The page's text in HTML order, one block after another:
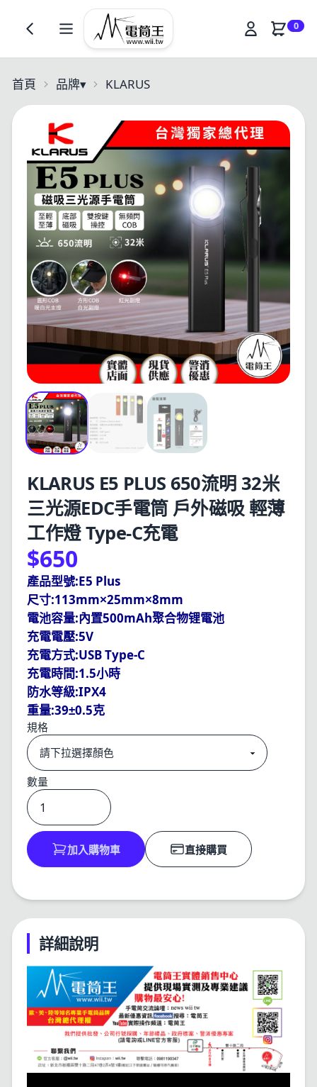
0
首頁 品牌▾ KLARUS
KLARUS E5 PLUS 650流明 32米
三光源EDC手電筒 戶外磁吸 輕薄
工作燈 Type-C充電
$650
產品型號:E5 Plus
尺寸:113mm×25mm×8mm
電池容量:內置500mAh聚合物锂電池
充電電壓:5V
充電方式:USB Type-C
充電時間:1.5小時
防水等級:IPX4
重量:39±0.5克
規格
數量
加入購物車 直接購買
詳細說明